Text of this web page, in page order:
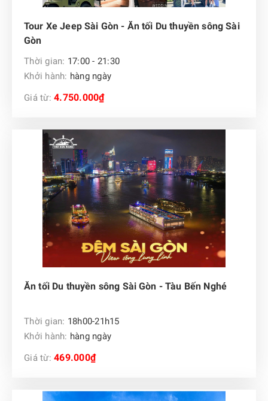
Tour Xe Jeep Sài Gòn - Ăn tối Du thuyền sông Sài
Gòn
Thời gian: 17:00 - 21:30
Khởi hành: hàng ngày
Giá từ: 4.750.000₫
Ăn tối Du thuyền sông Sài Gòn - Tàu Bến Nghé
Thời gian: 18h00-21h15
Khởi hành: hàng ngày
Giá từ: 469.000₫